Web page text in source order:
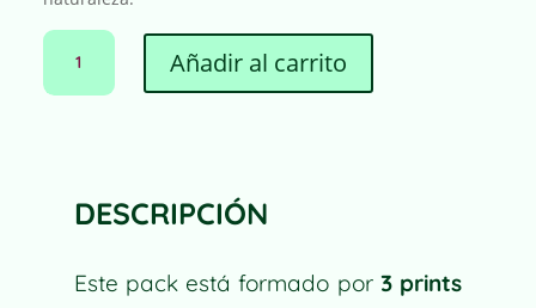
PACK
LÁMINAS
CAMPO
(B)
Añadir al carrito
A
T
I
DESCRIPCIÓN
Este pack está formado por 3 prints